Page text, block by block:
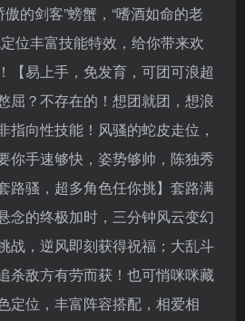
的剑客”螃蟹，“嗜酒如命的老
位丰富技能特效，给你带来欢
【易上手，免发育，可团可浪超
屈？不存在的！想团就团，想浪
指向性技能！风骚的蛇皮走位，
你手速够快，姿势够帅，陈独秀
路骚，超多角色任你挑】套路满
念的终极加时，三分钟风云变幻
战，逆风即刻获得祝福；大乱斗
杀敌方有劳而获！也可悄咪咪藏
定位，丰富阵容搭配，相爱相